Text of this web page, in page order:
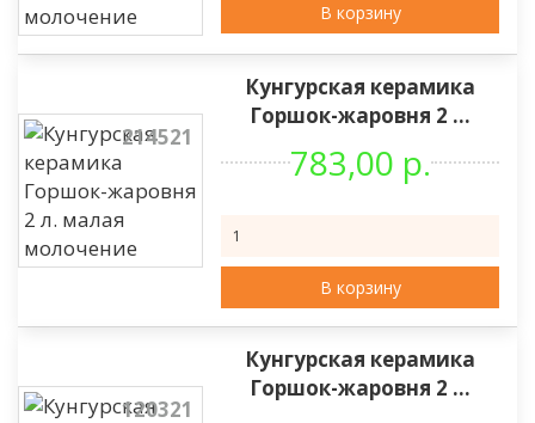
В корзину
214521
Кунгурская керамика
Горшок-жаровня 2 ...
783,00 р.
В корзину
120321
Кунгурская керамика
Горшок-жаровня 2 ...